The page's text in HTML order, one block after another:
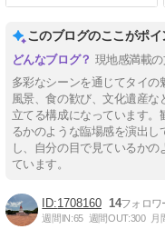
このブログのここがポイ
現地感満載
多彩なシーンを通じてタイ
風景、食の歓び、文化遺産
立てる構成になっています
るかのような臨場感を演出し
し、自分の目で見ているか
ています。
1708160 14
週間IN:65 週間OUT:300 月